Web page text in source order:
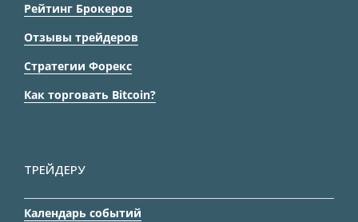
Рейтинг Брокеров
Отзывы трейдеров
Стратегии Форекс
Как торговать Bitcoin?
ТРЕЙДЕРУ
Календарь событий